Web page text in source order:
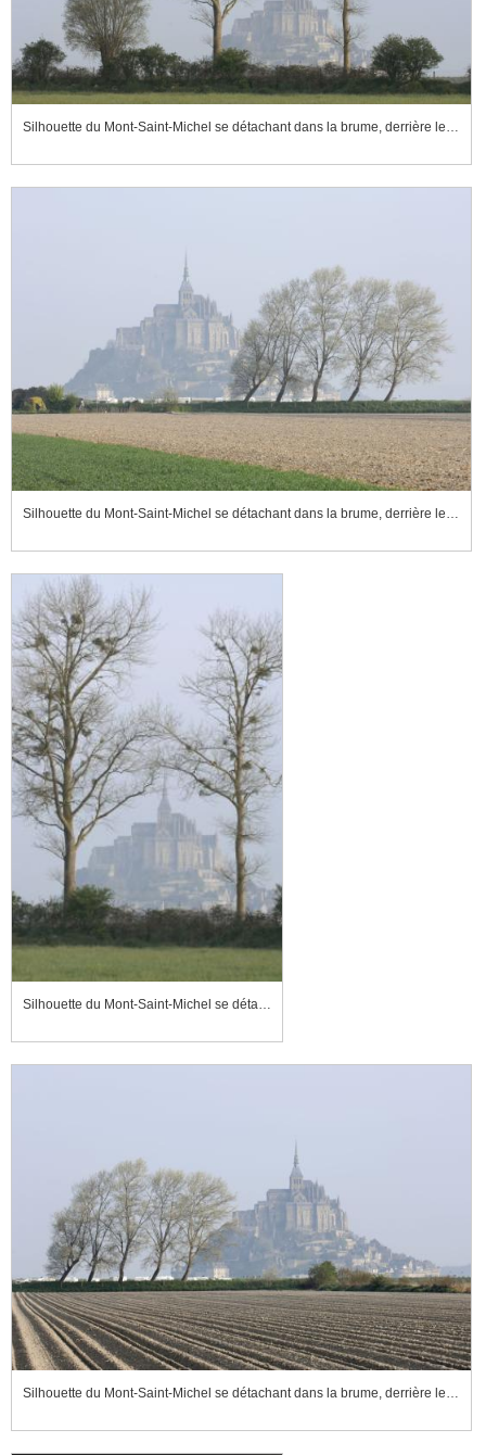
Silhouette du Mont-Saint-Michel se détachant dans la brume, derrière les arbres
Silhouette du Mont-Saint-Michel se détachant dans la brume, derrière les arbres
Silhouette du Mont-Saint-Michel se détachant dans la brume, derrière les arbres
Silhouette du Mont-Saint-Michel se détachant dans la brume, derrière les arbres